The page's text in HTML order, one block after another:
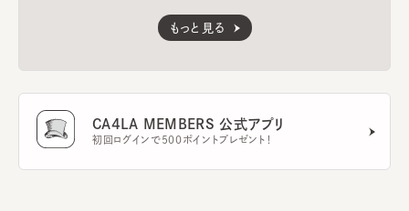
もっと見る
CA4LA MEMBERS 公式アプリ
初回ログインで500ポイントプレゼント！